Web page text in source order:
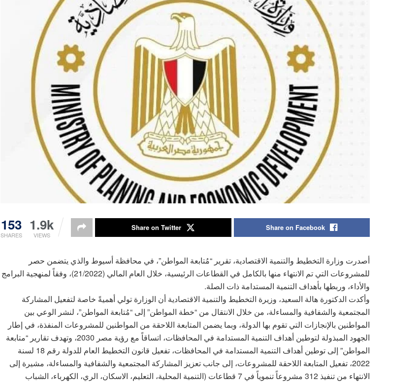
153
SHARES
1.9k
VIEWS
Share on Facebook
Share on Twitter
أصدرت وزارة التخطيط والتنمية الاقتصادية، تقرير “مُتابعة المواطن”، في محافظة أسيوط والذي يتضمن حصر
للمشروعات التي تم الانتهاء منها بالكامل في القطاعات الرئيسية، خلال العام المالي (21/2022)، وفقاً لمنهجية البرامج
والأداء، وربطها بأهداف التنمية المستدامة ذات الصلة.
وأكدت الدكتورة هالة السعيد، وزيرة التخطيط والتنمية الاقتصادية أن الوزارة تولي أهميةً خاصة لتفعيل المشاركة
المجتمعية والشفافية والمساءلة، من خلال الانتقال من “خطة المواطن” إلى “مُتابعة المواطن”، لنشر الوعي بين
المواطنين بالإنجازات التي تقوم بها الدولة، وبما يضمن المتابعة اللاحقة من المواطنين للمشروعات المنفذة، في إطار
الجهود المبذولة لتوطين أهداف التنمية المستدامة في المحافظات، اتساقاً مع رؤية مصر 2030، وتهدف تقارير “متابعة
المواطن” إلى توطين أهداف التنمية المستدامة في المحافظات، تفعيل قانون التخطيط العام للدولة رقم 18 لسنة
2022، تفعيل المتابعة اللاحقة للمشروعات، إلى جانب تعزيز المشاركة المجتمعية والشفافية والمساءلة، مشيرة إلى
الانتهاء من تنفيذ 312 مشروعاً تنموياً في 7 قطاعات (التنمية المحلية، التعليم، الاسكان، الري، الكهرباء، الشباب